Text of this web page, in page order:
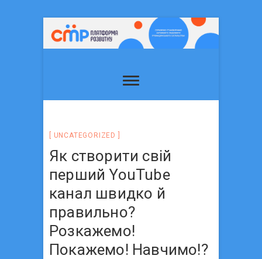
UNCATEGORIZED
Як створити свій
перший YouTube
канал швидко й
правильно?
Розкажемо!
Покажемо! Навчимо!?